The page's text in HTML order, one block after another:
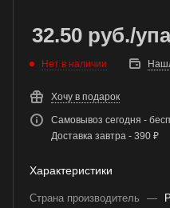
32.50 руб./
Нет в наличии
Хочу в подарок
Самовывоз сегодня -
Доставка завтра - 390 ₽
Характеристики
Страна производитель —